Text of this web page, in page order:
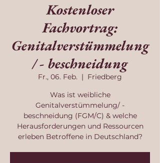
Kostenloser
Fachvortrag:
Genitalverstümmelung
/ - beschneidung
Fr., 06. Feb.
  |
Friedberg
Was ist weibliche
Genitalverstümmelung/ -
beschneidung (FGM/C) & welche
Herausforderungen und Ressourcen
erleben Betroffene in Deutschland?